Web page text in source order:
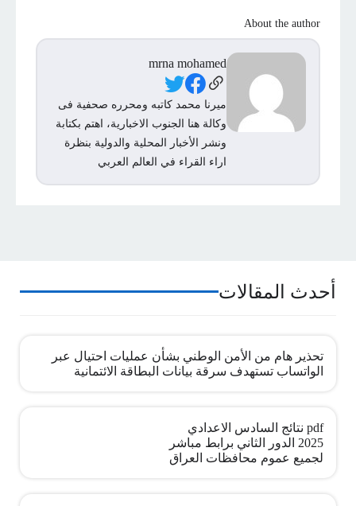
About the author
mrna mohamed
Social Links
ميرنا محمد كاتبه ومحرره صحفية فى
وكالة هنا الجنوب الاخبارية، اهتم بكتابة
ونشر الأخبار المحلية والدولية بنظرة
اراء القراء في العالم العربي
أحدث المقالات
تحذير هام من الأمن الوطني بشأن عمليات احتيال عبر
الواتساب تستهدف سرقة بيانات البطاقة الائتمانية
pdf نتائج السادس الاعدادي
2025 الدور الثاني برابط مباشر
لجميع عموم محافظات العراق